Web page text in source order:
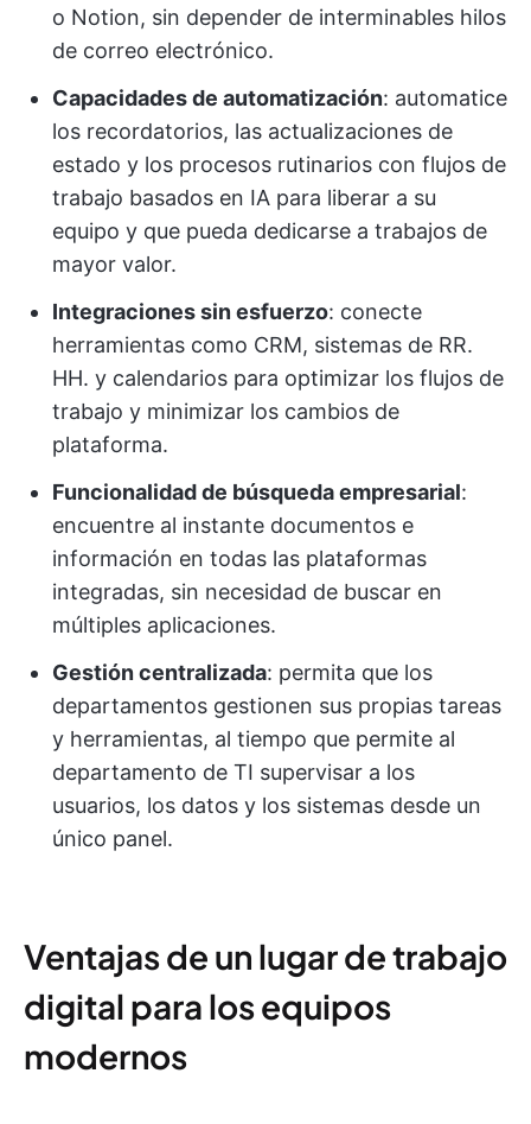
o Notion, sin depender de interminables hilos
de correo electrónico.
Capacidades de automatización: automatice
los recordatorios, las actualizaciones de
estado y los procesos rutinarios con flujos de
trabajo basados en IA para liberar a su
equipo y que pueda dedicarse a trabajos de
mayor valor.
Integraciones sin esfuerzo: conecte
herramientas como CRM, sistemas de RR.
HH. y calendarios para optimizar los flujos de
trabajo y minimizar los cambios de
plataforma.
Funcionalidad de búsqueda empresarial:
encuentre al instante documentos e
información en todas las plataformas
integradas, sin necesidad de buscar en
múltiples aplicaciones.
Gestión centralizada: permita que los
departamentos gestionen sus propias tareas
y herramientas, al tiempo que permite al
departamento de TI supervisar a los
usuarios, los datos y los sistemas desde un
único panel.
Ventajas de un lugar de trabajo
digital para los equipos
modernos